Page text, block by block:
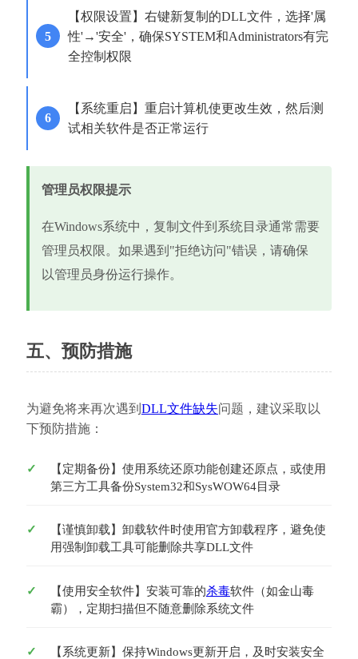
【权限设置】右键新复制的DLL文件，选择'属
性'→'安全'，确保SYSTEM和Administrators有完
全控制权限
【系统重启】重启计算机使更改生效，然后测
试相关软件是否正常运行
管理员权限提示
在Windows系统中，复制文件到系统目录通常需要
管理员权限。如果遇到"拒绝访问"错误，请确保
以管理员身份运行操作。
五、预防措施
为避免将来再次遇到 DLL文件缺失问题，建议采取以
下预防措施：
【定期备份】使用系统还原功能创建还原点，或使用
第三方工具备份System32和SysWOW64目录
【谨慎卸载】卸载软件时使用官方卸载程序，避免使
用强制卸载工具可能删除共享DLL文件
【使用安全软件】安装可靠的杀毒软件（如金山毒
霸），定期扫描但不随意删除系统文件
【系统更新】保持Windows更新开启，及时安装安全